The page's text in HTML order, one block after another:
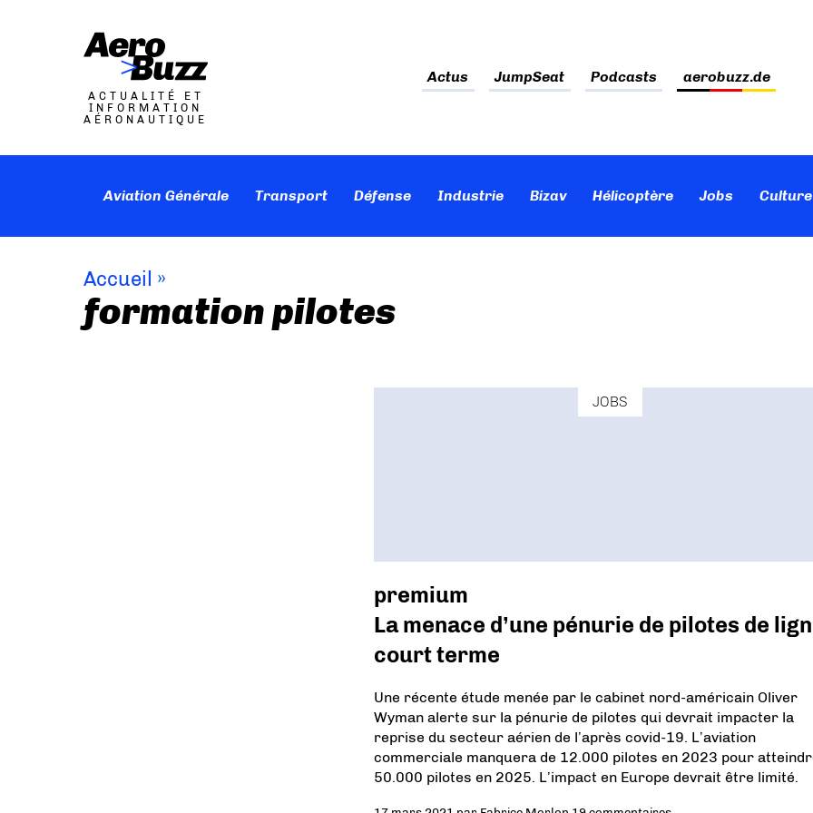
ACTUALITÉ ET
INFORMATION
AÉRONAUTIQUE
Actus JumpSeat Podcasts aerobuzz.de
Aviation Générale Transport Défense Industrie Bizav Hélicoptère Jobs
Accueil »
formation pilotes
JOBS
premium
La menace d’une pénurie de pilotes de
court terme
Une récente étude menée par le cabinet nord-américain Oliver
Wyman alerte sur la pénurie de pilotes qui devrait impacter la
reprise du secteur aérien de l’après covid-19. L’aviation
commerciale manquera de 12.000 pilotes en 2023 pour
50.000 pilotes en 2025. L’impact en Europe devrait être limité.